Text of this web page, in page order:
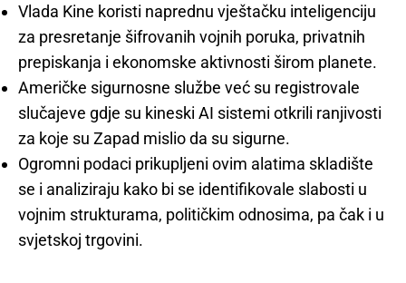
Vlada Kine koristi naprednu vještačku inteligenciju
za presretanje šifrovanih vojnih poruka, privatnih
prepiskanja i ekonomske aktivnosti širom planete.
Američke sigurnosne službe već su registrovale
slučajeve gdje su kineski AI sistemi otkrili ranjivosti
za koje su Zapad mislio da su sigurne.
Ogromni podaci prikupljeni ovim alatima skladište
se i analiziraju kako bi se identifikovale slabosti u
vojnim strukturama, političkim odnosima, pa čak i u
svjetskoj trgovini.